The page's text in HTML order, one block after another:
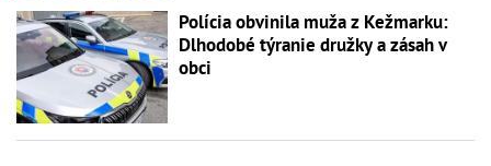
Polícia obvinila muža z Kežmarku:
Dlhodobé týranie družky a zásah v
obci